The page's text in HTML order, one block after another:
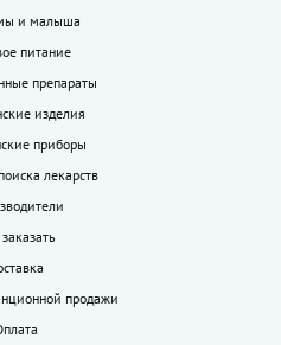
и малыша
питание
препараты
изделия
приборы
лекарств
продажи